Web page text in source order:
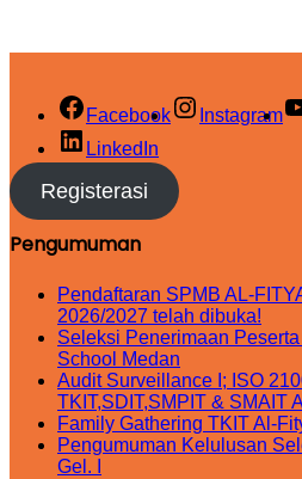
Facebook Instagram
LinkedIn
Registerasi
Pengumuman
Pendaftaran SPMB AL-
2026/2027 telah dibuka!
Seleksi Penerimaan
School Medan
Audit Surveillance I; ISO
TKIT,SDIT,SMPIT & SMAIT
Family Gathering TKIT Al-
Pengumuman Kelulusan
Gel. I